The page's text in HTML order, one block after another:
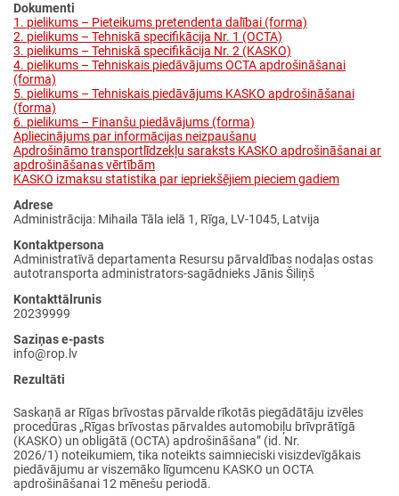
Dokumenti
1. pielikums – Pieteikums pretendenta dalībai (forma)
2. pielikums – Tehniskā specifikācija Nr. 1 (OCTA)
3. pielikums – Tehniskā specifikācija Nr. 2 (KASKO)
4. pielikums – Tehniskais piedāvājums OCTA apdrošināšanai
(forma)
5. pielikums – Tehniskais piedāvājums KASKO apdrošināšanai
(forma)
6. pielikums – Finanšu piedāvājums (forma)
Apliecinājums par informācijas neizpaušanu
Apdrošināmo transportlīdzekļu saraksts KASKO apdrošināšanai ar
apdrošināšanas vērtībām
KASKO izmaksu statistika par iepriekšējiem pieciem gadiem
Adrese
Administrācija: Mihaila Tāla ielā 1, Rīga, LV-1045, Latvija
Kontaktpersona
Administratīvā departamenta Resursu pārvaldības nodaļas ostas
autotransporta administrators-sagādnieks Jānis Šiliņš
Kontakttālrunis
20239999
Saziņas e-pasts
info@rop.lv
Rezultāti
Saskaņā ar Rīgas brīvostas pārvalde rīkotās piegādātāju izvēles
procedūras „Rīgas brīvostas pārvaldes automobiļu brīvprātīgā
(KASKO) un obligātā (OCTA) apdrošināšana” (id. Nr.
2026/1) noteikumiem, tika noteikts saimnieciski visizdevīgākais
piedāvājumu ar viszemāko līgumcenu KASKO un OCTA
apdrošināšanai 12 mēnešu periodā.